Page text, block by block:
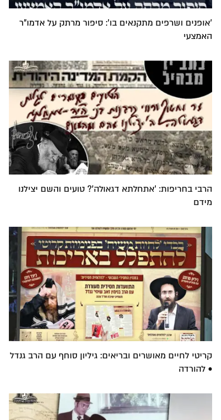
'אופנים ושרפים מתקנאים בו': סיפור מרתק על אדמו"ר
האמצעי
הרבי בחריפות: 'אתחלתא דגאולה'? טועים והשם יצילנו
מידם
קריטי לחיים מאושרים ובריאים: גיליון סוחף עם הרב גנדל
• להורדה